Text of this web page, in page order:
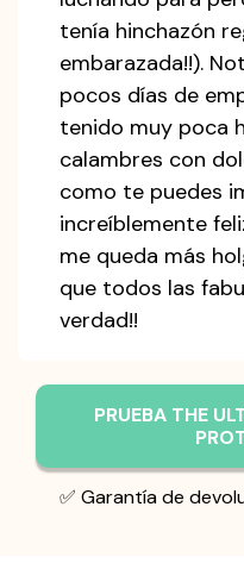
tenía hinchazón
embarazada!!).
pocos días de
tenido muy poca
calambres con
como te puedes
increíblemente
me queda más
que todos las
verdad!!
PRUEBA THE
✅ Garantía de